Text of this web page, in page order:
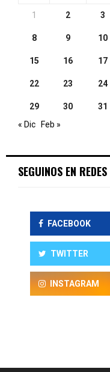
1 2 3
8 9 10
15 16 17
22 23 24
29 30
31
« Dic Feb »
SEGUINOS EN REDES
FACEBOOK
TWITTER
INSTAGRAM